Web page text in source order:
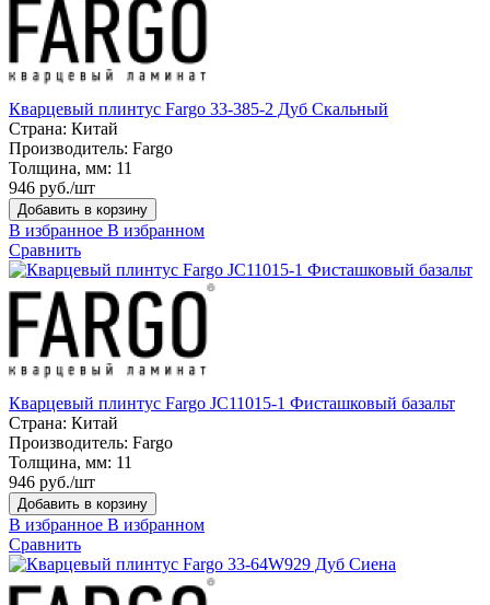
Кварцевый плинтус Fargo 33-385-2 Дуб Скальный
Страна: Китай
Производитель: Fargo
Толщина, мм: 11
946 руб./шт
Добавить в корзину
В избранное В избранном
Сравнить
Кварцевый плинтус Fargo JC11015-1 Фисташковый базальт
Страна: Китай
Производитель: Fargo
Толщина, мм: 11
946 руб./шт
Добавить в корзину
В избранное В избранном
Сравнить